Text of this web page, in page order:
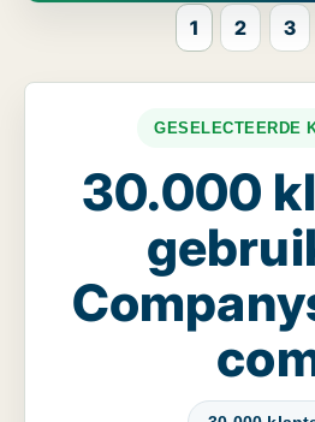
1 2 3
GESELECTEERDE
30.000